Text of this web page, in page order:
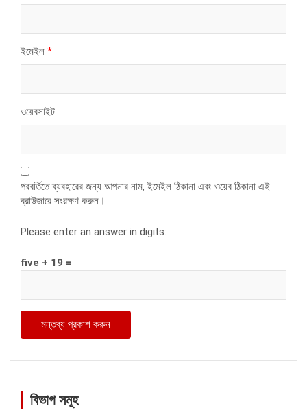
ইমেইল *
ওয়েবসাইট
পরবর্তিতে ব্যবহারের জন্য আপনার নাম, ইমেইল ঠিকানা এবং ওয়েব ঠিকানা এই
ব্রাউজারে সংরক্ষণ করুন।
Please enter an answer in digits:
five + 19 =
বিভাগ সমূহ